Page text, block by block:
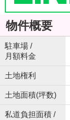
物件概要
駐車場 /
月額料金
土地権利
土地面積(坪数)
私道負担面積 /